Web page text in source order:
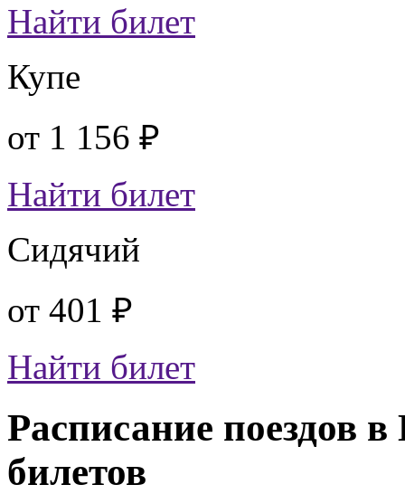
Найти билет
Купе
от 1 156 ₽
Найти билет
Сидячий
от 401 ₽
Найти билет
Расписание поездов
билетов